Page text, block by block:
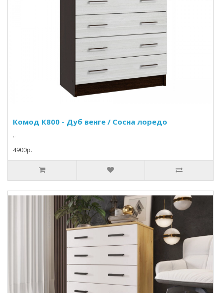
Комод К800 - Дуб венге / Сосна лоредо
..
4900p.